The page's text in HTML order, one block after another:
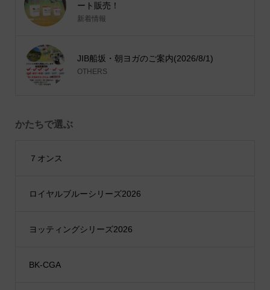
ート販売！
新着情報
JIB船坂・朝ヨガのご案内(2026/8/1)
OTHERS
かたちで選ぶ
７オンス
ロイヤルブルーシリーズ2026
ヨッティングシリーズ2026
BK-CGA